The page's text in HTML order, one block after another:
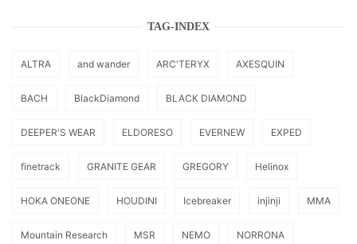
TAG-INDEX
ALTRA and wander ARC'TERYX AXESQUIN
BACH BlackDiamond BLACK DIAMOND
DEEPER'S WEAR ELDORESO EVERNEW EXPED
finetrack GRANITE GEAR GREGORY Helinox
HOKA ONEONE HOUDINI Icebreaker injinji MMA
Mountain Research MSR NEMO NORRONA